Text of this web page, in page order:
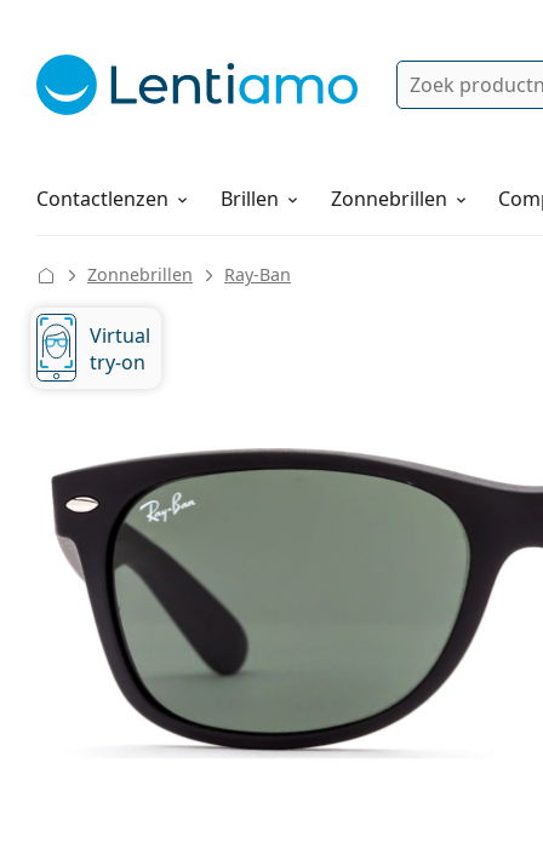
Zoek
Contactlenzen
Lenzenvloeistoffen Brillen Zonnebrillen
Hoe bestellen
Zonnebrillen Ray-Ban
40 mm
Glashoogte
55 mm
Glasbreedte
Virtual
try-on